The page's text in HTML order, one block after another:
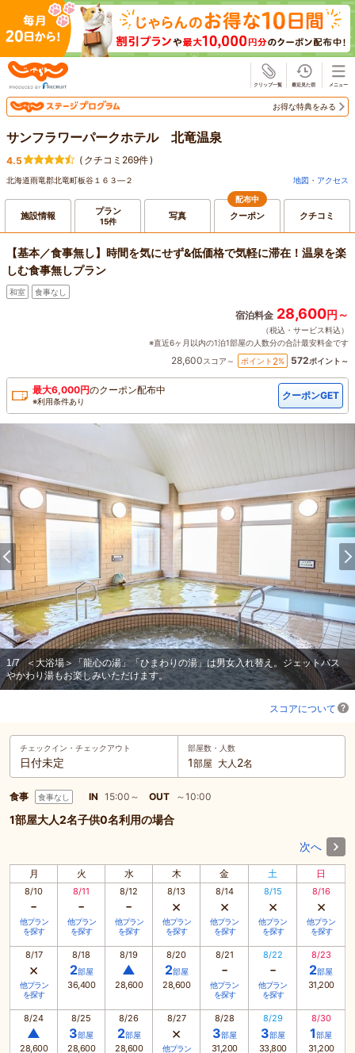
お得な特典をみる
サンフラワーパークホテル 北竜温泉
4.5 ( クチコミ269件)
北海道雨竜郡北竜町板谷１６３―２ 地図・アクセス
施設情報 プラン
15件 写真
配布中
クーポン クチコミ
【基本／食事無し】時間を気にせず&低価格で気軽に滞在！温泉を楽
しむ食事無しプラン
和室 食事なし
宿泊料金 28,600円～
（税込・サービス料込）
※直近6ヶ月以内の1泊1部屋の人数分の合計最安料金です
28,600スコア～ ポイント 2% 572ポイント～
最大6,000円のクーポン配布中
※利用条件あり クーポンGET
1/7
＜大浴場＞「龍心の湯」「ひまわりの湯」は男女入れ替え。ジェットバス
やかわり湯もお楽しみいただけます。
スコアについて
チェックイン・ チェックアウト
日付未定
部屋数・人数
1部屋 大人 2名
食事 食事なし IN 15:00～ OUT ～10:00
1部屋大人2名子供0名利用の場合
次へ
月 火 水 木 金 土 日
8/10
-
他プラン
を探す
8/11
-
他プラン
を探す
8/12
-
他プラン
を探す
8/13
×
他プラン
を探す
8/14
×
他プラン
を探す
8/15
×
他プラン
を探す
8/16
×
他プラン
を探す
8/17
×
他プラン
を探す
8/18
2部屋
36,400
8/19
▲
28,600
8/20
2部屋
28,600
8/21
-
他プラン
を探す
8/22
-
他プラン
を探す
8/23
2部屋
31,200
8/24
▲
28,600
8/25
3部屋
28,600
8/26
2部屋
28,600
8/27
×
他プラン
8/28
3部屋
31,200
8/29
3部屋
33,800
8/30
1部屋
31,200